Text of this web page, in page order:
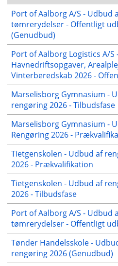
Port of Aalborg A/S - Udbud
tømrerydelser - Offentligt
(Genudbud)
Port of Aalborg Logistics A/S
Havnedriftsopgaver,
Vinterberedskab 2026 -
Marselisborg Gymnasium -
rengøring 2026 - Tilbudsfase
Marselisborg Gymnasium -
Rengøring 2026 -
Tietgenskolen - Udbud af
2026 - Prækvalifikation
Tietgenskolen - Udbud af
2026 - Tilbudsfase
Port of Aalborg A/S - Udbud
tømrerydelser - Offentligt
Tønder Handelsskole -
rengøring 2026 (Genudbud)